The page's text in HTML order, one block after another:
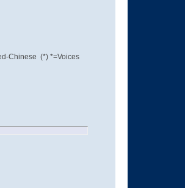
Chinese (*) *=Voices